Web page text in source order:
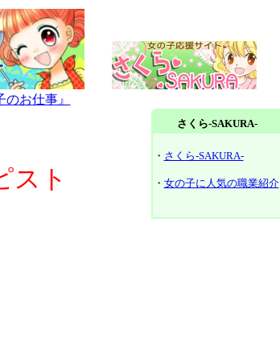
お仕事』
スト
さくら-SAKURA-
・ さくら-SAKURA-
・ 女の子に人気の職業紹介